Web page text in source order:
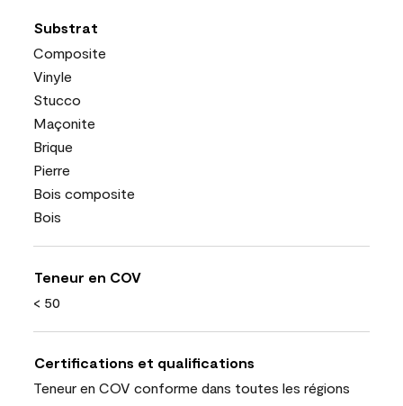
Substrat
Composite
Vinyle
Stucco
Maçonite
Brique
Pierre
Bois composite
Bois
Teneur en COV
< 50
Certifications et qualifications
Teneur en COV conforme dans toutes les régions